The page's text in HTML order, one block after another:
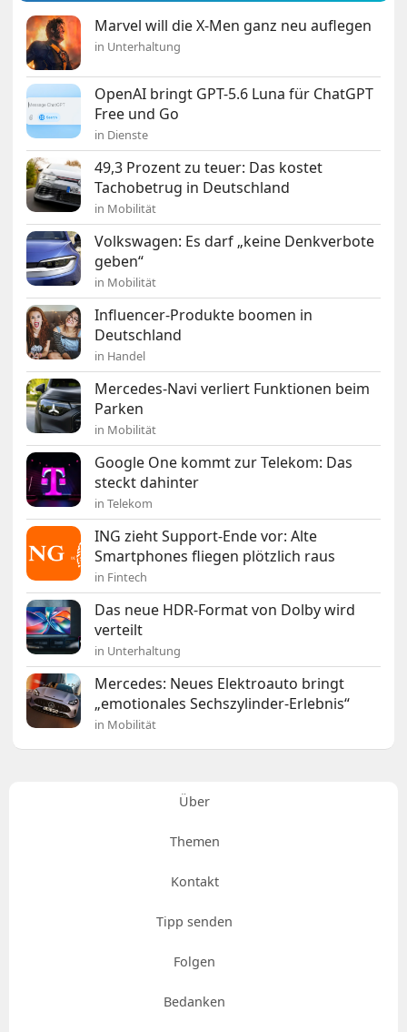
Marvel will die X-Men ganz neu auflegen
in Unterhaltung
OpenAI bringt GPT-5.6 Luna für ChatGPT
Free und Go
in Dienste
49,3 Prozent zu teuer: Das kostet
Tachobetrug in Deutschland
in Mobilität
Volkswagen: Es darf „keine Denkverbote
geben“
in Mobilität
Influencer-Produkte boomen in
Deutschland
in Handel
Mercedes-Navi verliert Funktionen beim
Parken
in Mobilität
Google One kommt zur Telekom: Das
steckt dahinter
in Telekom
ING zieht Support-Ende vor: Alte
Smartphones fliegen plötzlich raus
in Fintech
Das neue HDR-Format von Dolby wird
verteilt
in Unterhaltung
Mercedes: Neues Elektroauto bringt
„emotionales Sechszylinder-Erlebnis“
in Mobilität
Über
Themen
Kontakt
Tipp senden
Folgen
Bedanken